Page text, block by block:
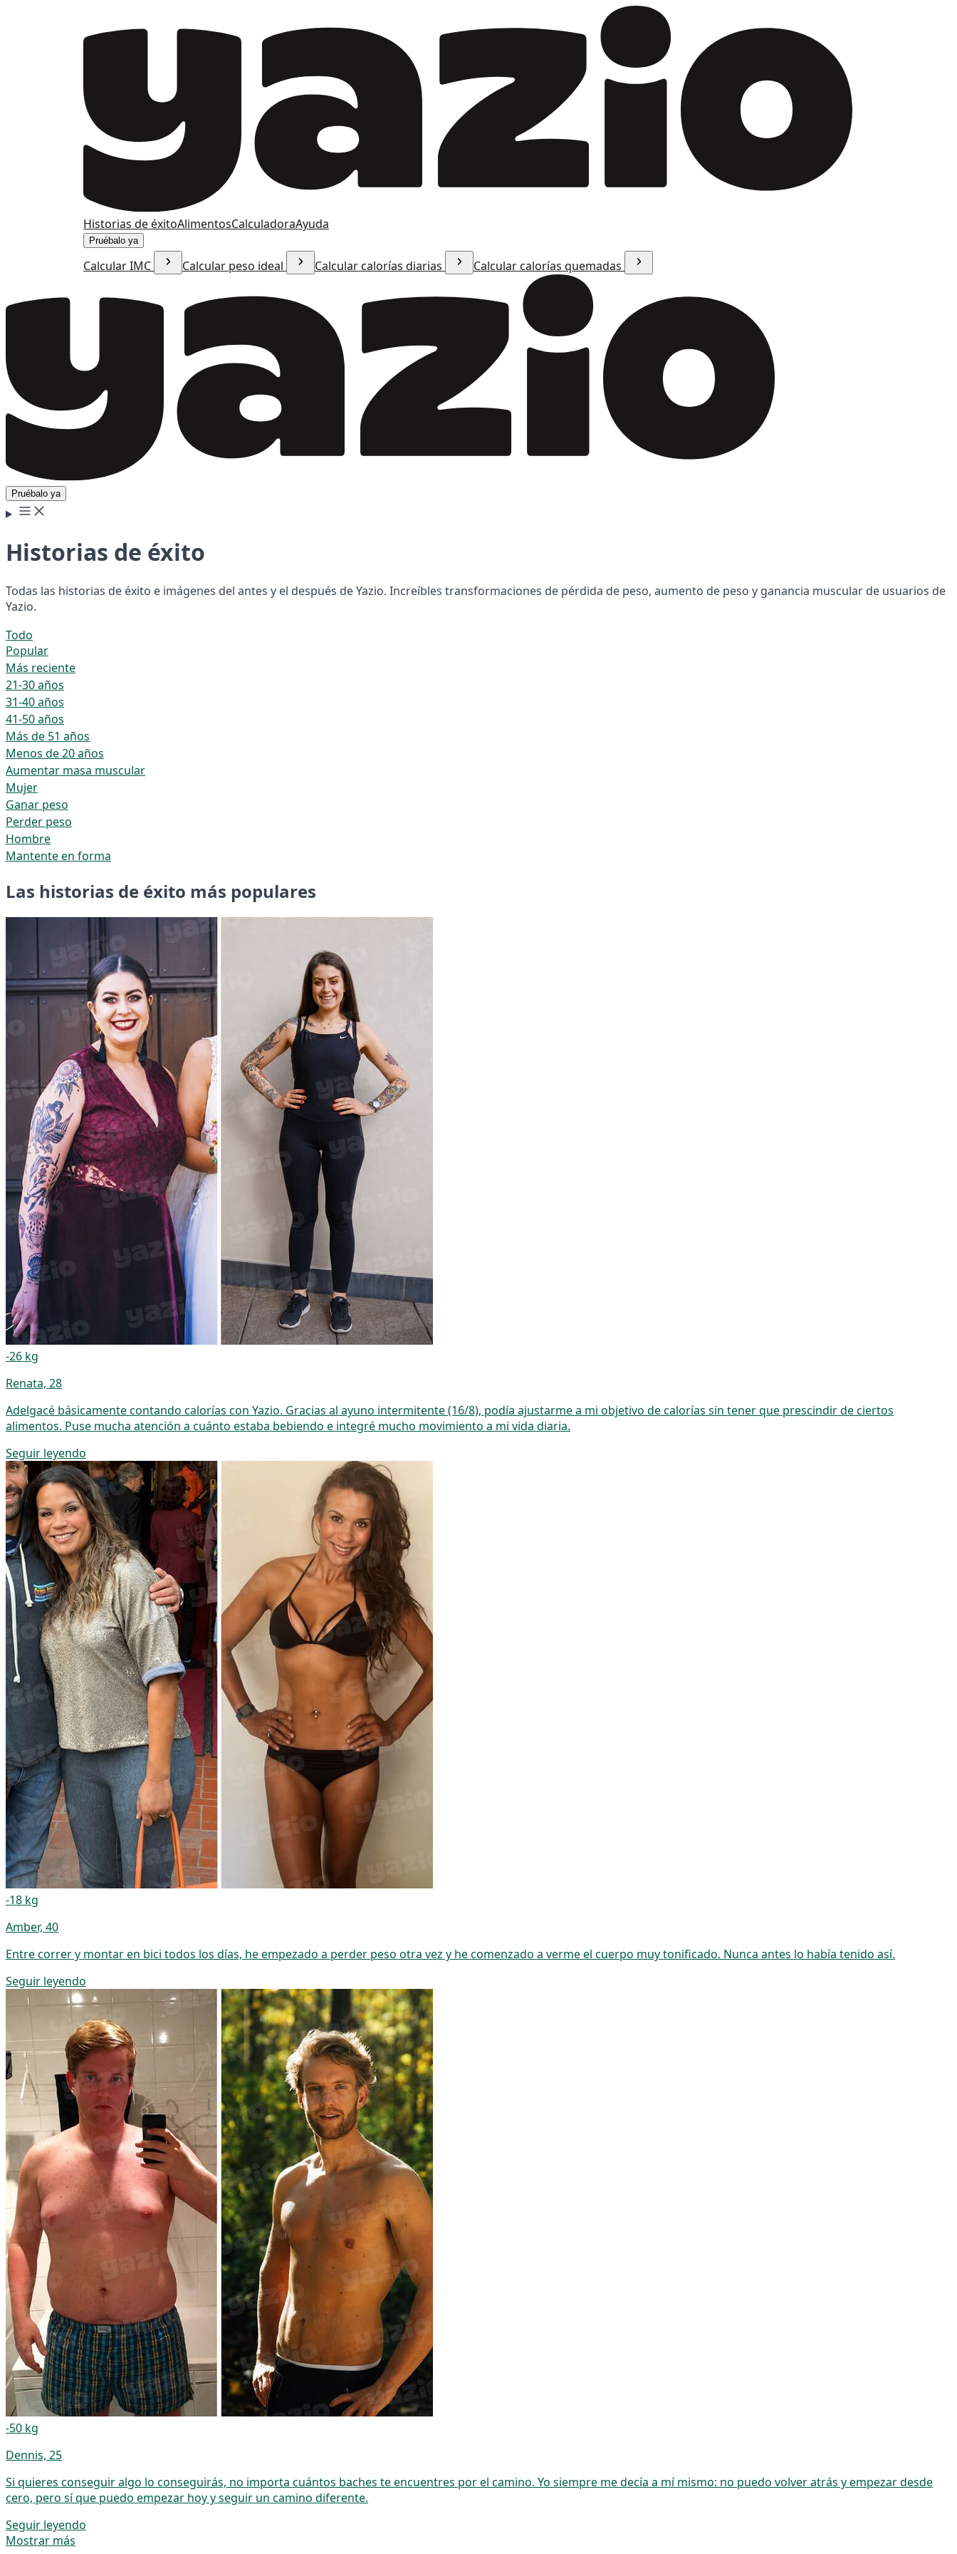
Historias de éxitoAlimentosCalculadoraAyuda
Pruébalo ya
Calcular IMC Calcular peso ideal Calcular calorías diarias Calcular calorías quemadas
Pruébalo ya
Historias de éxito
Todas las historias de éxito e imágenes del antes y el después de Yazio. Increíbles transformaciones de pérdida de peso, aumento de peso y ganancia muscular de usuarios de
Yazio.
Todo
Popular
Más reciente
21-30 años
31-40 años
41-50 años
Más de 51 años
Menos de 20 años
Aumentar masa muscular
Mujer
Ganar peso
Perder peso
Hombre
Mantente en forma
Las historias de éxito más populares
-26 kg
Renata, 28
Adelgacé básicamente contando calorías con Yazio. Gracias al ayuno intermitente (16/8), podía ajustarme a mi objetivo de calorías sin tener que prescindir de ciertos
alimentos. Puse mucha atención a cuánto estaba bebiendo e integré mucho movimiento a mi vida diaria.
Seguir leyendo
-18 kg
Amber, 40
Entre correr y montar en bici todos los días, he empezado a perder peso otra vez y he comenzado a verme el cuerpo muy tonificado. Nunca antes lo había tenido así.
Seguir leyendo
-50 kg
Dennis, 25
Si quieres conseguir algo lo conseguirás, no importa cuántos baches te encuentres por el camino. Yo siempre me decía a mí mismo: no puedo volver atrás y empezar desde
cero, pero sí que puedo empezar hoy y seguir un camino diferente.
Seguir leyendo
Mostrar más